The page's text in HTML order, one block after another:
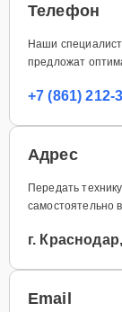
Телефон
Наши
предложат
+7 (861) 212-
Адрес
Передать
самостоятельно
г.
Email